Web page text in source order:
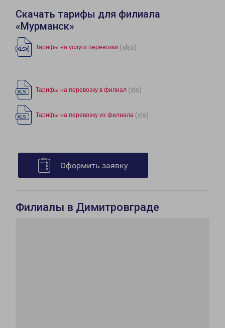
Скачать тарифы для филиала
«Мурманск»
Тарифы на услуги перевозки (xlsx)
Тарифы на перевозку в филиал (xls)
Тарифы на перевозку из филиала (xls)
Оформить заявку
Филиалы в Димитровграде